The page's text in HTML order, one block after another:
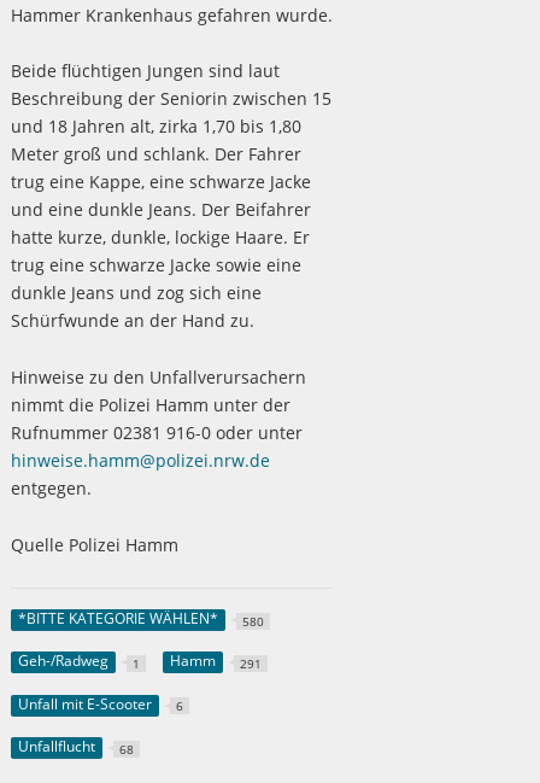
Hammer Krankenhaus gefahren wurde.
Beide flüchtigen Jungen sind laut
Beschreibung der Seniorin zwischen 15
und 18 Jahren alt, zirka 1,70 bis 1,80
Meter groß und schlank. Der Fahrer
trug eine Kappe, eine schwarze Jacke
und eine dunkle Jeans. Der Beifahrer
hatte kurze, dunkle, lockige Haare. Er
trug eine schwarze Jacke sowie eine
dunkle Jeans und zog sich eine
Schürfwunde an der Hand zu.
Hinweise zu den Unfallverursachern
nimmt die Polizei Hamm unter der
Rufnummer 02381 916-0 oder unter
hinweise.hamm@polizei.nrw.de
entgegen.
Quelle Polizei Hamm
*BITTE KATEGORIE WÄHLEN* 580
Geh-/Radweg 1 Hamm 291
Unfall mit E-Scooter 6
Unfallflucht 68